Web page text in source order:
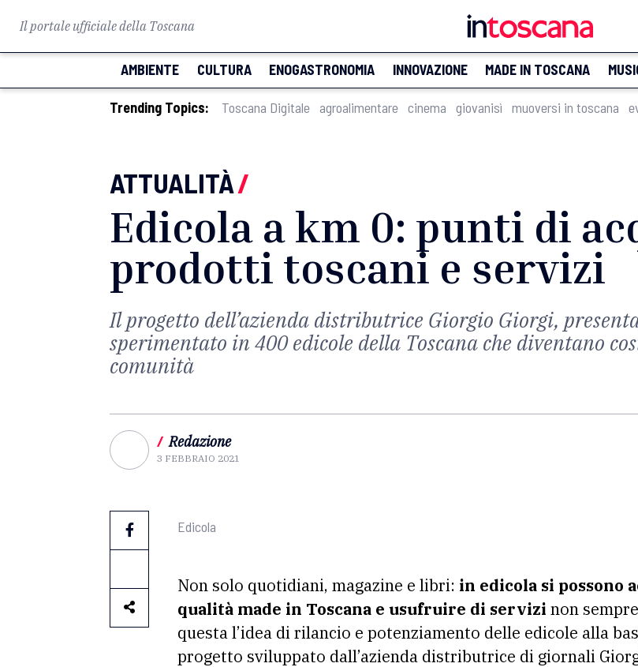
Il portale ufficiale della Toscana
AMBIENTE CULTURA ENOGASTRONOMIA INNOVAZIONE MADE IN TOSCANA
Trending Topics: Toscana Digitale agroalimentare cinema giovanisì muoversi in toscana
ATTUALITÀ/
Edicola a km 0: punti di
prodotti toscani e servizi
Il progetto dell’azienda distributrice Giorgio Giorgi,
sperimentato in 400 edicole della Toscana che diventano
comunità
/ Redazione
3 FEBBRAIO 2021
Edicola
Non solo quotidiani, magazine e libri: in edicola si possono
qualità made in Toscana e usufruire di servizi non
questa l’idea di rilancio e potenziamento delle edicole alla
progetto sviluppato dall’azienda distributrice di giornali